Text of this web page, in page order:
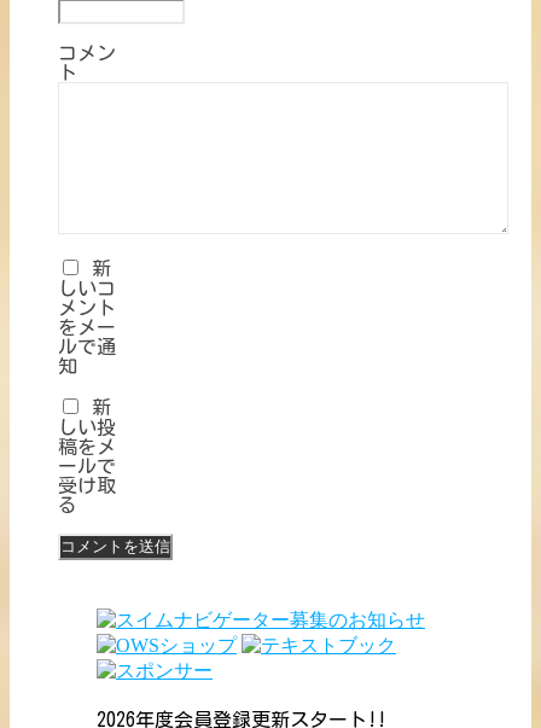
コメン
ト
新
しいコ
メント
をメー
ルで通
知
新
しい投
稿をメ
ールで
受け取
る
2026年度会員登録更新スタート!!